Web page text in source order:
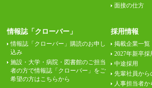
面接の仕方
情報誌「クローバー」
情報誌「クローバー」購読のお申し
込み
施設・大学・病院・図書館のご担当
者の方で情報誌「クローバー」をご
希望の方はこちらから
採用情報
掲載企業一覧
2027年新卒採
中途採用
先輩社員から
人事担当者